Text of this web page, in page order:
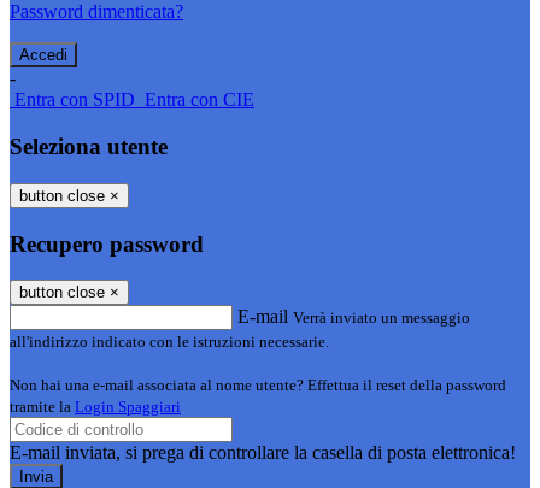
Password dimenticata?
-
Entra con SPID Entra con CIE
Seleziona utente
button close ×
Recupero password
button close ×
E-mail Verrà inviato un messaggio
all'indirizzo indicato con le istruzioni necessarie.
Non hai una e-mail associata al nome utente? Effettua il reset della password
tramite la Login Spaggiari
E-mail inviata, si prega di controllare la casella di posta elettronica!